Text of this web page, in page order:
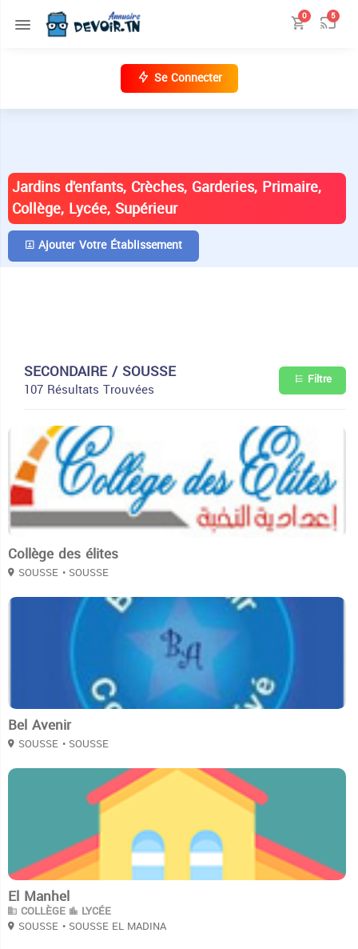
0 5
Se Connecter
Jardins d'enfants, Crèches, Garderies, Primaire,
Collège, Lycée, Supérieur
Ajouter Votre Établissement
SECONDAIRE / SOUSSE
107 Résultats Trouvées Filtre
Collège des élites
SOUSSE • SOUSSE
Bel Avenir
SOUSSE • SOUSSE
El Manhel
COLLÈGE LYCÉE
SOUSSE • SOUSSE EL MADINA